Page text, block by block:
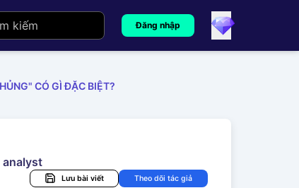
Đăng nhập
CÓ GÌ ĐẶC BIỆT?
analyst
Lưu bài viết Theo dõi tác giả